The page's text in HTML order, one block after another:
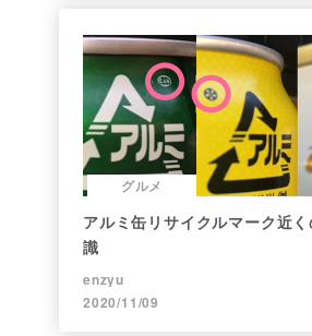
グルメ
アルミ缶リサイクルマーク近
識
enzyu
2020/11/09